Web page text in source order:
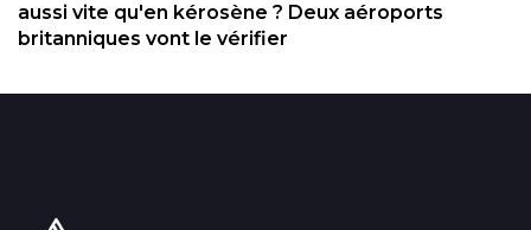
aussi vite qu'en kérosène ? Deux aéroports
britanniques vont le vérifier